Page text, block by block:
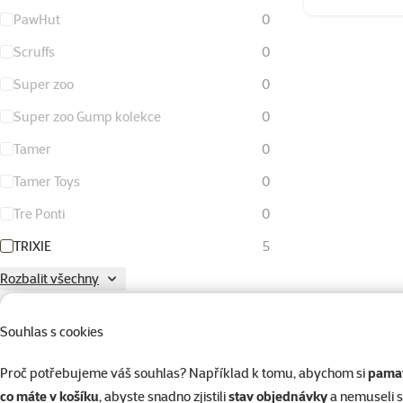
Souhlas s cookies
Proč potřebujeme váš souhlas? Například k tomu, abychom si
co máte v košíku, abyste snadno zjistilistav objednávkya nemuseli
PawHut
0
Scruffs
0
Super zoo
0
Super zoo Gump kolekce
0
Tamer
0
Tamer Toys
0
Tre Ponti
0
TRIXIE
5
Rozbalit všechny
cena od-do